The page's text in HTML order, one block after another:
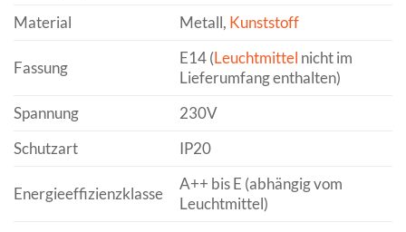
Material
Metall, Kunststoff
Fassung
E14 (Leuchtmittel nicht im
Lieferumfang enthalten)
Spannung
230V
Schutzart
IP20
Energieeffizienzklasse
A++ bis E (abhängig vom
Leuchtmittel)